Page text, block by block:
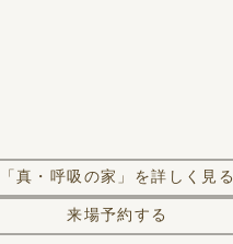
「真・呼吸の家」を詳しく見る
来場予約する